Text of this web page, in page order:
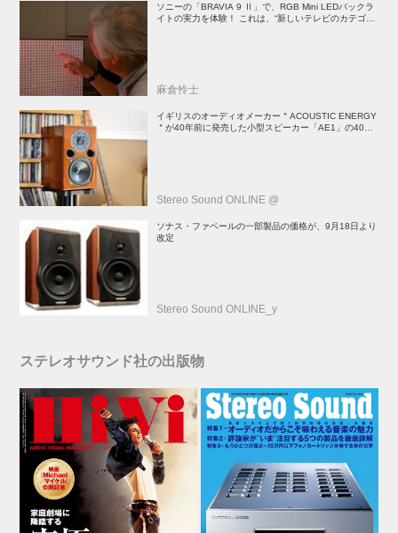
ソニーの「BRAVIA 9 Ⅱ」で、RGB Mini LEDバックラ
イトの実力を体験！ これは、“新しいテレビのカテゴリ
麻倉怜士
イギリスのオーディオメーカー＂ACOUSTIC ENERGY
＂が40年前に発売した小型スピーカー「AE1」の40周
Stereo Sound ONLINE @
ソナス・ファベールの一部製品の価格が、9月18日より
改定
Stereo Sound ONLINE_y
ステレオサウンド社の出版物